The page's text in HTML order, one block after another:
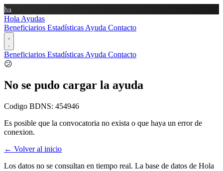
ha
Hola Ayudas
Beneficiarios Estadísticas Ayuda Contacto
Beneficiarios Estadísticas Ayuda Contacto
😕
No se pudo cargar la ayuda
Codigo BDNS: 454946
Es posible que la convocatoria no exista o que haya un error de
conexion.
← Volver al inicio
Los datos no se consultan en tiempo real. La base de datos de Hola